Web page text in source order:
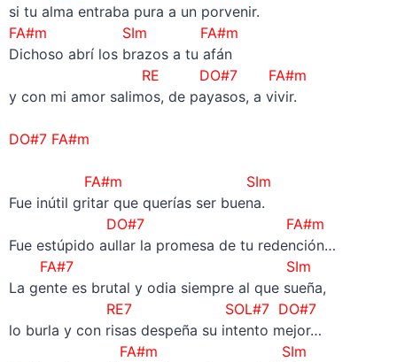
si tu alma entraba pura a un porvenir.
FA#m SIm FA#m
Dichoso abrí los brazos a tu afán
RE DO#7 FA#m
y con mi amor salimos, de payasos, a vivir.
DO#7 FA#m
FA#m SIm
Fue inútil gritar que querías ser buena.
DO#7 FA#m
Fue estúpido aullar la promesa de tu redención…
FA#7 SIm
La gente es brutal y odia siempre al que sueña,
RE7 SOL#7 DO#7
lo burla y con risas despeña su intento mejor…
FA#m SIm